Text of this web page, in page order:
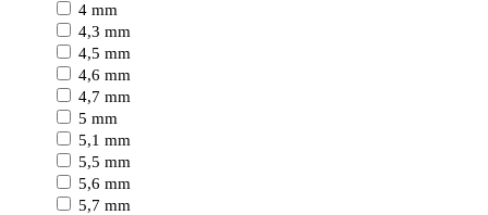
4 mm
4,3 mm
4,5 mm
4,6 mm
4,7 mm
5 mm
5,1 mm
5,5 mm
5,6 mm
5,7 mm